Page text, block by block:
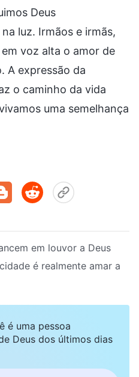
Deus
luz. Irmãos e irmãs,
voz alta o amor de
A expressão da
o caminho da vida
uma semelhança
em louvor a Deus
é realmente amar a
é uma pessoa
Deus dos últimos dias